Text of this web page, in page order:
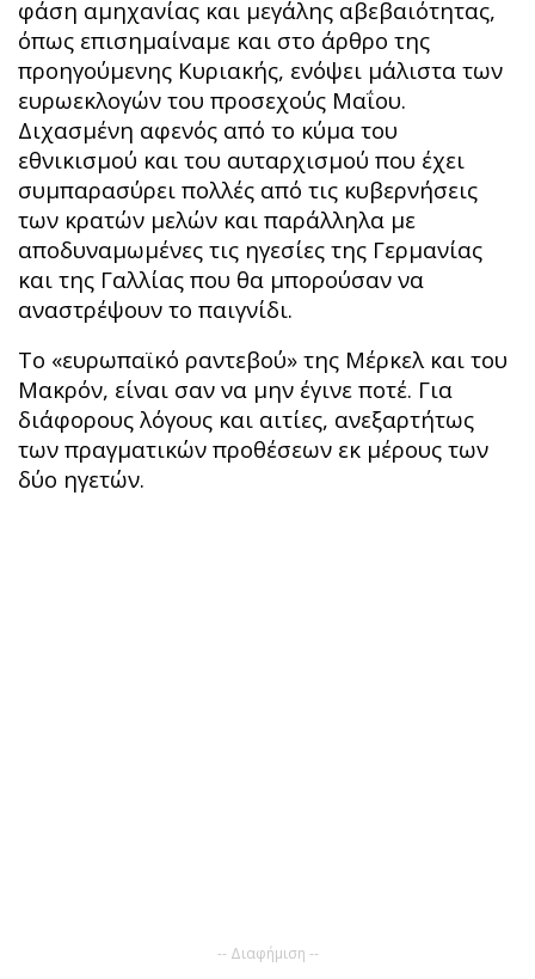
φάση αμηχανίας και μεγάλης αβεβαιότητας,
όπως επισημαίναμε και στο άρθρο της
προηγούμενης Κυριακής, ενόψει μάλιστα των
ευρωεκλογών του προσεχούς Μαΐου.
Διχασμένη αφενός από το κύμα του
εθνικισμού και του αυταρχισμού που έχει
συμπαρασύρει πολλές από τις κυβερνήσεις
των κρατών μελών και παράλληλα με
αποδυναμωμένες τις ηγεσίες της Γερμανίας
και της Γαλλίας που θα μπορούσαν να
αναστρέψουν το παιγνίδι.
Το «ευρωπαϊκό ραντεβού» της Μέρκελ και του
Μακρόν, είναι σαν να μην έγινε ποτέ. Για
διάφορους λόγους και αιτίες, ανεξαρτήτως
των πραγματικών προθέσεων εκ μέρους των
δύο ηγετών.
-- Διαφήμιση --